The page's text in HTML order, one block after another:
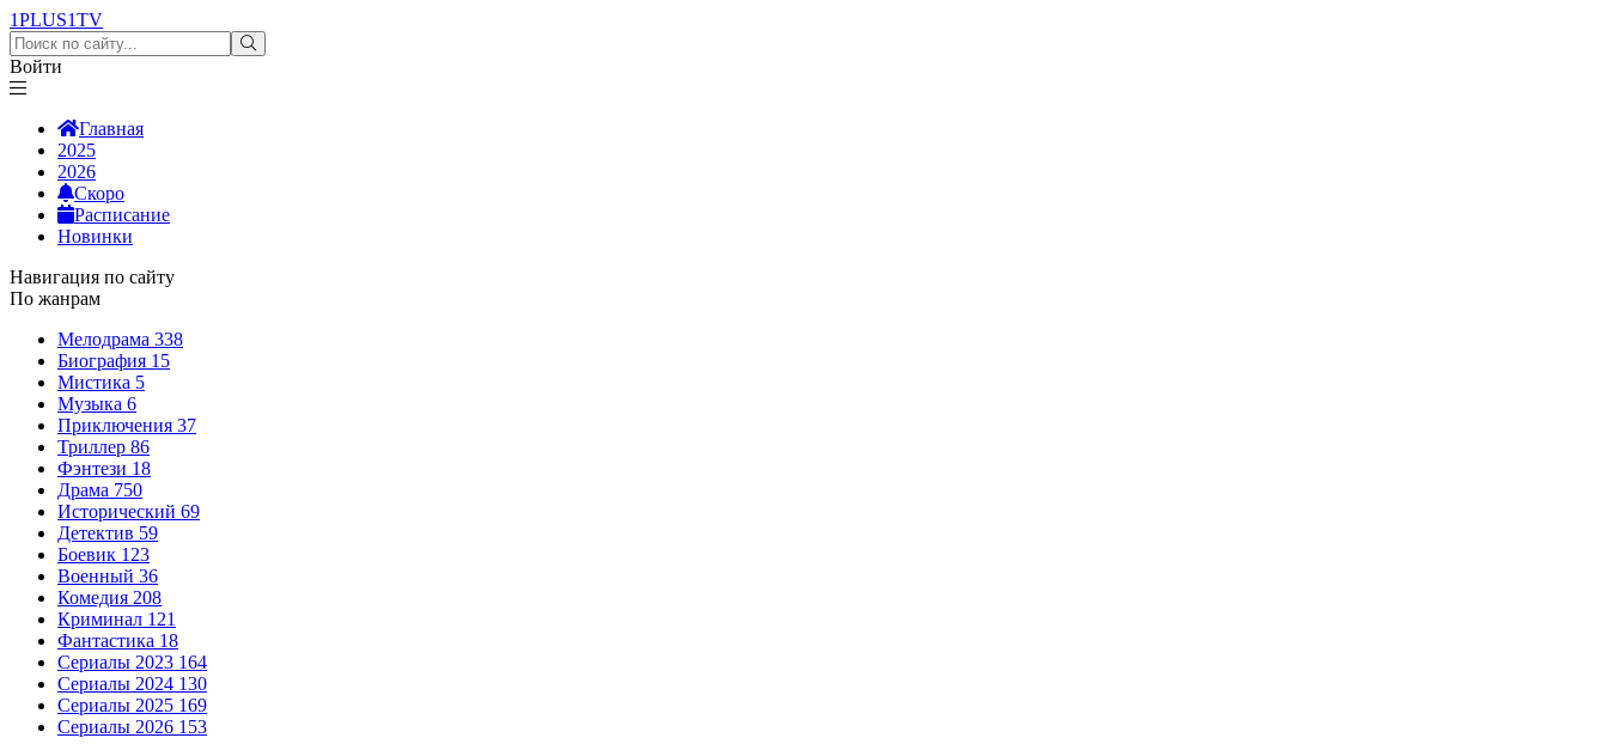
1PLUS1TV
Войти
Главная
2025
2026
Скоро
Расписание
Новинки
Навигация по сайту
По жанрам
Мелодрама 338
Биография 15
Мистика 5
Музыка 6
Приключения 37
Триллер 86
Фэнтези 18
Драма 750
Исторический 69
Детектив 59
Боевик 123
Военный 36
Комедия 208
Криминал 121
Фантастика 18
Сериалы 2023 164
Сериалы 2024 130
Сериалы 2025 169
Сериалы 2026 153